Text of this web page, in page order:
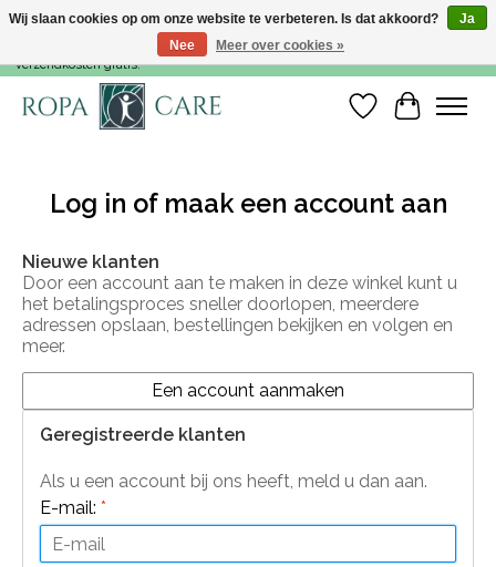
Voor 15:00 besteld, dezelfde werkdag nog verzonden! Vanaf €35,- zijn de
verzendkosten gratis!
Verlanglijst
Log in of maak een account aan
Nieuwe klanten
Door een account aan te maken in deze winkel kunt u
het betalingsproces sneller doorlopen, meerdere
adressen opslaan, bestellingen bekijken en volgen en
meer.
Een account aanmaken
Geregistreerde klanten
Als u een account bij ons heeft, meld u dan aan.
E-mail: *
Wij slaan cookies op om onze website te verbeteren. Is dat akkoord?
Ja
Nee
Meer over cookies »